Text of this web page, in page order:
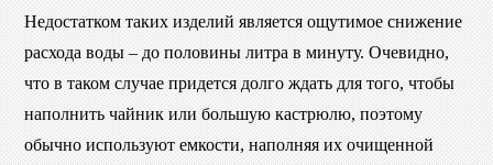
Недостатком таких изделий является ощутимое снижение
расхода воды – до половины литра в минуту. Очевидно,
что в таком случае придется долго ждать для того, чтобы
наполнить чайник или большую кастрюлю, поэтому
обычно используют емкости, наполняя их очищенной